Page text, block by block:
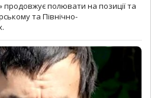
полювати на позиції та
та Північно-